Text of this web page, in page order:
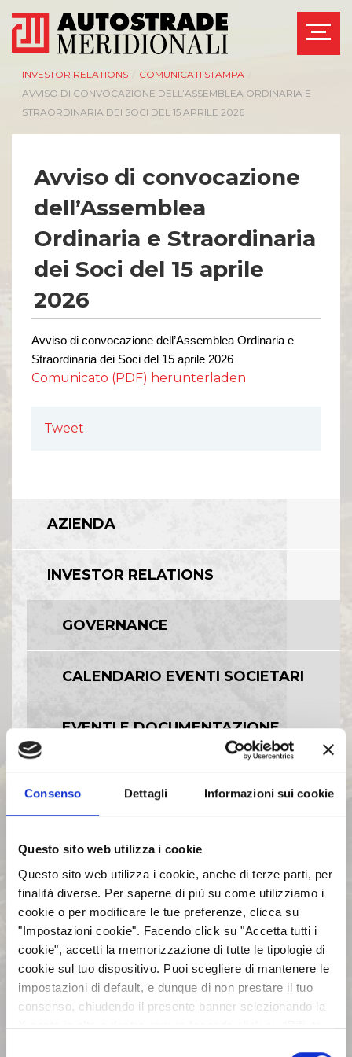
Consenso Dettagli Informazioni sui cookie
Questo sito web utilizza i cookie
Questo sito web utilizza i cookie, anche di terze parti, per
finalità diverse. Per saperne di più su come utilizziamo i
cookie o per modificare le tue preferenze, clicca su
"Impostazioni cookie". Facendo click su "Accetta tutti i
cookie", accetti la memorizzazione di tutte le tipologie di
cookie sul tuo dispositivo. Puoi scegliere di mantenere le
impostazioni di default, e dunque di non prestare il tuo
consenso, chiudendo il presente banner selezionando la
X posta in alto a destra oppure facendo click su “Rifiuta
INVESTOR RELATIONS COMUNICATI STAMPA
AVVISO DI CONVOCAZIONE DELL’ASSEMBLEA ORDINARIA E
STRAORDINARIA DEI SOCI DEL 15 APRILE 2026
Avviso di convocazione
dell’Assemblea
Ordinaria e Straordinaria
dei Soci del 15 aprile
2026
Avviso di convocazione dell’Assemblea Ordinaria e
Straordinaria dei Soci del 15 aprile 2026
Comunicato (PDF) herunterladen
Tweet
AZIENDA
INVESTOR RELATIONS
GOVERNANCE
CALENDARIO EVENTI SOCIETARI
EVENTI E DOCUMENTAZIONE
BILANCI E RELAZIONI
INTERMEDIE
ASSEMBLEE
COMUNICATI STAMPA
ARCHIVIO 2017